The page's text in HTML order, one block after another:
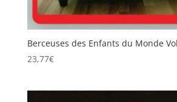
Berceuses des Enfants du Monde
23,77€